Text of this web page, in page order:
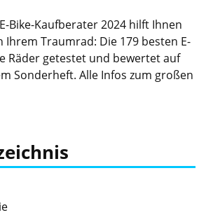
Bike-Kaufberater 2024 hilft Ihnen
Ihrem Traumrad: Die 179 besten E-
Räder getestet und bewertet auf
Sonderheft. Alle Infos zum großen